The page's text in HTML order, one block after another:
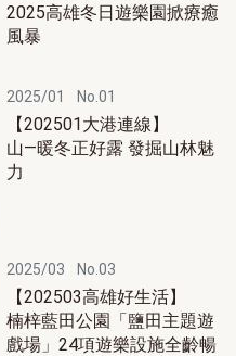
2025高雄冬日遊樂園掀療癒
風暴
2025/01 No.01
【202501大港連線】
山—暖冬正好露 發掘山林魅
力
2025/03 No.03
【202503高雄好生活】
楠梓藍田公園「鹽田主題遊
戲場」24項遊樂設施全齡暢